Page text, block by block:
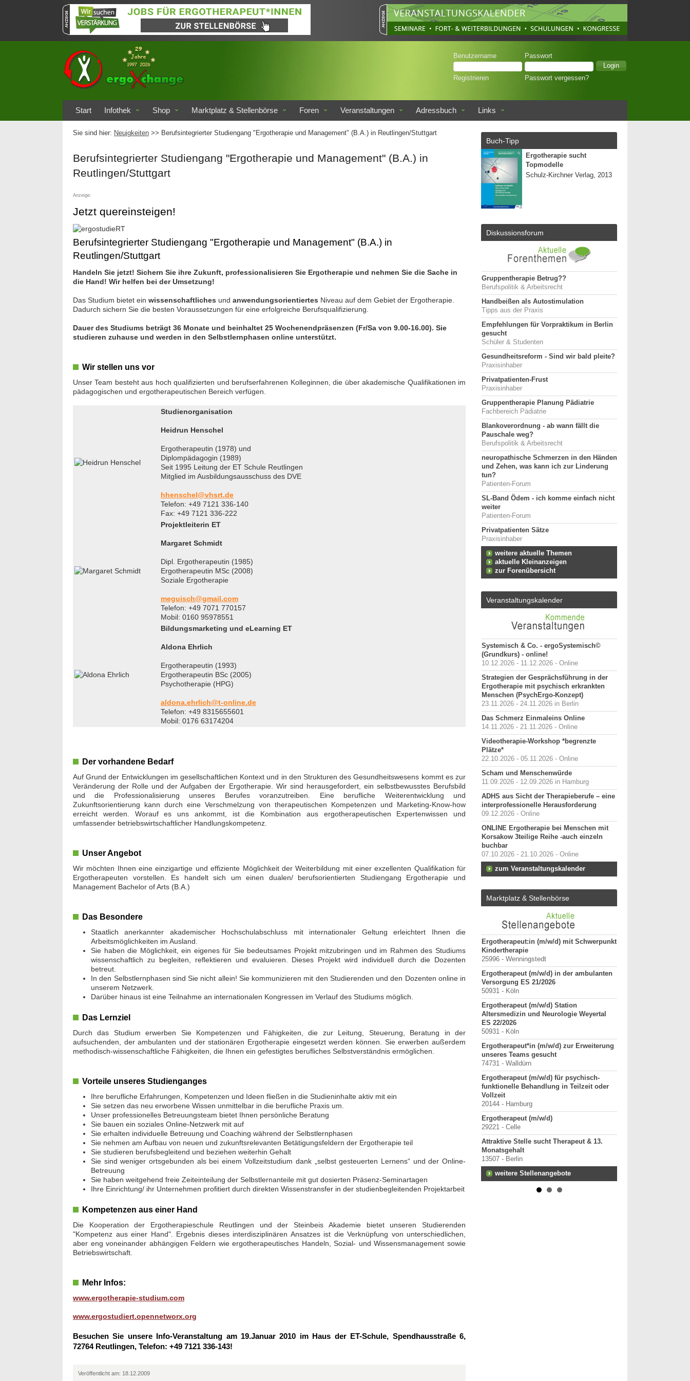
Benutzername Passwort
Registrieren Passwort vergessen?
Start Infothek Shop Marktplatz & Stellenbörse Foren Veranstaltungen Adressbuch Links
Sie sind hier: Neuigkeiten >> Berufsintegrierter Studiengang "Ergotherapie und Management" (B.A.) in Reutlingen/Stuttgart
Berufsintegrierter Studiengang "Ergotherapie und Management" (B.A.) in
Reutlingen/Stuttgart
Anzeige:
Jetzt quereinsteigen!
Berufsintegrierter Studiengang "Ergotherapie und Management" (B.A.) in
Reutlingen/Stuttgart
Handeln Sie jetzt! Sichern Sie ihre Zukunft, professionalisieren Sie Ergotherapie und nehmen Sie die Sache in
die Hand! Wir helfen bei der Umsetzung!
Das Studium bietet ein wissenschaftliches und anwendungsorientiertes Niveau auf dem Gebiet der Ergotherapie.
Dadurch sichern Sie die besten Voraussetzungen für eine erfolgreiche Berufsqualifizierung.
Dauer des Studiums beträgt 36 Monate und beinhaltet 25 Wochenendpräsenzen (Fr/Sa von 9.00-16.00). Sie
studieren zuhause und werden in den Selbstlernphasen online unterstützt.
Wir stellen uns vor
Unser Team besteht aus hoch qualifizierten und berufserfahrenen Kolleginnen, die über akademische Qualifikationen im
pädagogischen und ergotherapeutischen Bereich verfügen.
Studienorganisation
Heidrun Henschel
Ergotherapeutin (1978) und
Diplompädagogin (1989)
Seit 1995 Leitung der ET Schule Reutlingen
Mitglied im Ausbildungsausschuss des DVE
hhenschel@vhsrt.de
Telefon: +49 7121 336-140
Fax: +49 7121 336-222
Projektleiterin ET
Margaret Schmidt
Dipl. Ergotherapeutin (1985)
Ergotherapeutin MSc (2008)
Soziale Ergotherapie
meguisch@gmail.com
Telefon: +49 7071 770157
Mobil: 0160 95978551
Bildungsmarketing und eLearning ET
Aldona Ehrlich
Ergotherapeutin (1993)
Ergotherapeutin BSc (2005)
Psychotherapie (HPG)
aldona.ehrlich@t-online.de
Telefon: +49 8315655601
Mobil: 0176 63174204
Der vorhandene Bedarf
Auf Grund der Entwicklungen im gesellschaftlichen Kontext und in den Strukturen des Gesundheitswesens kommt es zur
Veränderung der Rolle und der Aufgaben der Ergotherapie. Wir sind herausgefordert, ein selbstbewusstes Berufsbild
und die Professionalisierung unseres Berufes voranzutreiben. Eine berufliche Weiterentwicklung und
Zukunftsorientierung kann durch eine Verschmelzung von therapeutischen Kompetenzen und Marketing-Know-how
erreicht werden. Worauf es uns ankommt, ist die Kombination aus ergotherapeutischen Expertenwissen und
umfassender betriebswirtschaftlicher Handlungskompetenz.
Unser Angebot
Wir möchten Ihnen eine einzigartige und effiziente Möglichkeit der Weiterbildung mit einer exzellenten Qualifikation für
Ergotherapeuten vorstellen. Es handelt sich um einen dualen/ berufsorientierten Studiengang Ergotherapie und
Management Bachelor of Arts (B.A.)
Das Besondere
Staatlich anerkannter akademischer Hochschulabschluss mit internationaler Geltung erleichtert Ihnen die
Arbeitsmöglichkeiten im Ausland.
Sie haben die Möglichkeit, ein eigenes für Sie bedeutsames Projekt mitzubringen und im Rahmen des Studiums
wissenschaftlich zu begleiten, reflektieren und evaluieren. Dieses Projekt wird individuell durch die Dozenten
betreut.
In den Selbstlernphasen sind Sie nicht allein! Sie kommunizieren mit den Studierenden und den Dozenten online in
unserem Netzwerk.
Darüber hinaus ist eine Teilnahme an internationalen Kongressen im Verlauf des Studiums möglich.
Das Lernziel
Durch das Studium erwerben Sie Kompetenzen und Fähigkeiten, die zur Leitung, Steuerung, Beratung in der
aufsuchenden, der ambulanten und der stationären Ergotherapie eingesetzt werden können. Sie erwerben außerdem
methodisch-wissenschaftliche Fähigkeiten, die Ihnen ein gefestigtes berufliches Selbstverständnis ermöglichen.
Vorteile unseres Studienganges
Ihre berufliche Erfahrungen, Kompetenzen und Ideen fließen in die Studieninhalte aktiv mit ein
Sie setzen das neu erworbene Wissen unmittelbar in die berufliche Praxis um.
Unser professionelles Betreuungsteam bietet Ihnen persönliche Beratung
Sie bauen ein soziales Online-Netzwerk mit auf
Sie erhalten individuelle Betreuung und Coaching während der Selbstlernphasen
Sie nehmen am Aufbau von neuen und zukunftsrelevanten Betätigungsfeldern der Ergotherapie teil
Sie studieren berufsbegleitend und beziehen weiterhin Gehalt
Sie sind weniger ortsgebunden als bei einem Vollzeitstudium dank „selbst gesteuerten Lernens“ und der Online-
Betreuung
Sie haben weitgehend freie Zeiteinteilung der Selbstlernanteile mit gut dosierten Präsenz-Seminartagen
Ihre Einrichtung/ ihr Unternehmen profitiert durch direkten Wissenstransfer in der studienbegleitenden Projektarbeit
Kompetenzen aus einer Hand
Die Kooperation der Ergotherapieschule Reutlingen und der Steinbeis Akademie bietet unseren Studierenden
"Kompetenz aus einer Hand". Ergebnis dieses interdisziplinären Ansatzes ist die Verknüpfung von unterschiedlichen,
aber eng voneinander abhängigen Feldern wie ergotherapeutisches Handeln, Sozial- und Wissensmanagement sowie
Betriebswirtschaft.
Mehr Infos:
www.ergotherapie-studium.com
www.ergostudiert.opennetworx.org
Besuchen Sie unsere Info-Veranstaltung am 19.Januar 2010 im Haus der ET-Schule, Spendhausstraße 6,
72764 Reutlingen, Telefon: +49 7121 336-143!
Veröffentlicht am: 18.12.2009
Buch-Tipp
Ergotherapie sucht
Topmodelle
Schulz-Kirchner Verlag, 2013
Diskussionsforum
Gruppentherapie Betrug??
Berufspolitik & Arbeitsrecht
Handbeißen als Autostimulation
Tipps aus der Praxis
Empfehlungen für Vorpraktikum in Berlin
gesucht
Schüler & Studenten
Gesundheitsreform - Sind wir bald pleite?
Praxisinhaber
Privatpatienten-Frust
Praxisinhaber
Gruppentherapie Planung Pädiatrie
Fachbereich Pädiatrie
Blankoverordnung - ab wann fällt die
Pauschale weg?
Berufspolitik & Arbeitsrecht
neuropathische Schmerzen in den Händen
und Zehen, was kann ich zur Linderung
tun?
Patienten-Forum
SL-Band Ödem - ich komme einfach nicht
weiter
Patienten-Forum
Privatpatienten Sätze
Praxisinhaber
weitere aktuelle Themen
aktuelle Kleinanzeigen
zur Forenübersicht
Veranstaltungskalender
Systemisch & Co. - ergoSystemisch©
(Grundkurs) - online!
10.12.2026 - 11.12.2026 - Online
Strategien der Gesprächsführung in der
Ergotherapie mit psychisch erkrankten
Menschen (PsychErgo-Konzept)
23.11.2026 - 24.11.2026 in Berlin
Das Schmerz Einmaleins Online
14.11.2026 - 21.11.2026 - Online
Videotherapie-Workshop *begrenzte
Plätze*
22.10.2026 - 05.11.2026 - Online
Scham und Menschenwürde
11.09.2026 - 12.09.2026 in Hamburg
ADHS aus Sicht der Therapieberufe – eine
interprofessionelle Herausforderung
09.12.2026 - Online
ONLINE Ergotherapie bei Menschen mit
Korsakow 3teilige Reihe -auch einzeln
buchbar
07.10.2026 - 21.10.2026 - Online
zum Veranstaltungskalender
Marktplatz & Stellenbörse
September 2026
Berlin/ Mitte
Ergotherapeut:in (m/w/d) mit Schwerpunkt
Kindertherapie
25996 - Wenningstedt
Ergotherapeut (m/w/d) in der ambulanten
Versorgung ES 21/2026
50931 - Köln
Ergotherapeut (m/w/d) Station
Altersmedizin und Neurologie Weyertal
ES 22/2026
50931 - Köln
Ergotherapeut*in (m/w/d) zur Erweiterung
unseres Teams gesucht
74731 - Walldürn
Ergotherapeut (m/w/d) für psychisch-
funktionelle Behandlung in Teilzeit oder
Vollzeit
20144 - Hamburg
Ergotherapeut (m/w/d)
29221 - Celle
Attraktive Stelle sucht Therapeut & 13.
Monatsgehalt
13507 - Berlin
weitere Stellenangebote